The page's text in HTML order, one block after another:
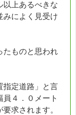
以上あるべきな
みによく見受け
たものと思われ
指定道路」と言
４．０メート
求されます。